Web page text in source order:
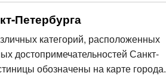
Петербурга
категорий, расположенных
достопримечательностей Санкт-
обозначены на карте города.